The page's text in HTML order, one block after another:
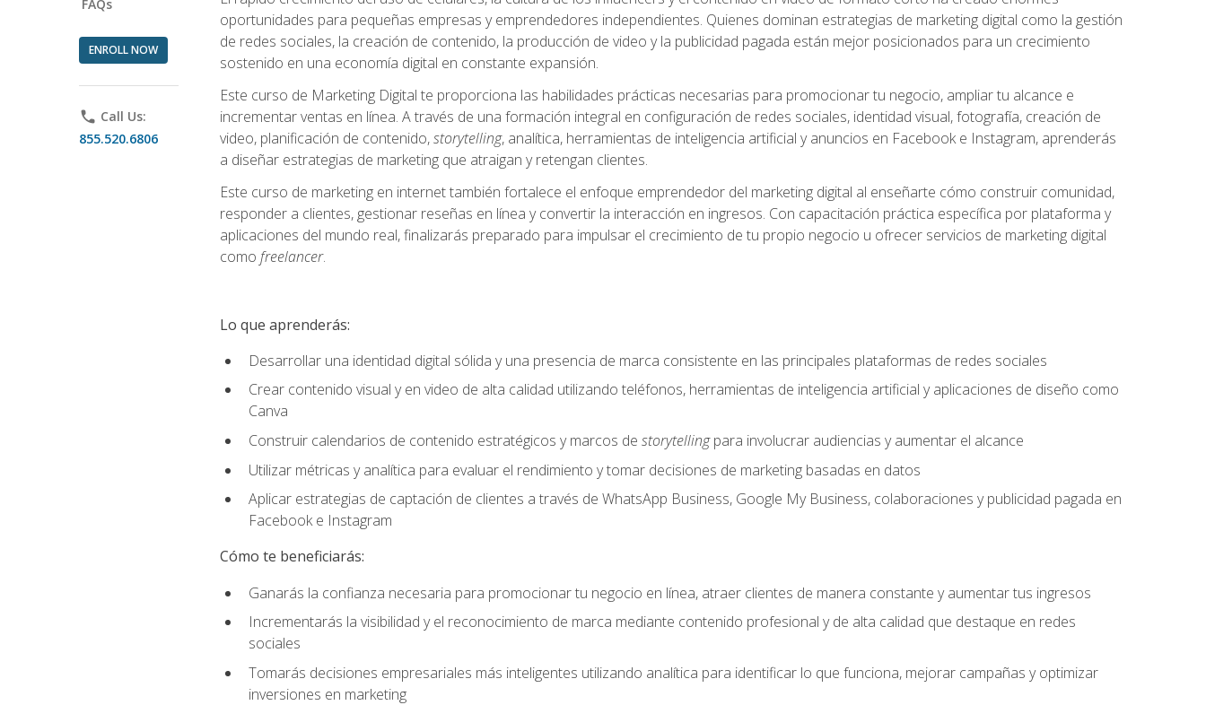
FAQs
ENROLL NOW
phone Call Us:
855.520.6806
oportunidades para pequeñas empresas y emprendedores independientes. Quienes dominan estrategias de marketing digital como la gestión
de redes sociales, la creación de contenido, la producción de video y la publicidad pagada están mejor posicionados para un crecimiento
sostenido en una economía digital en constante expansión.
Este curso de Marketing Digital te proporciona las habilidades prácticas necesarias para promocionar tu negocio, ampliar tu alcance e
incrementar ventas en línea. A través de una formación integral en configuración de redes sociales, identidad visual, fotografía, creación de
video, planificación de contenido,storytelling, analítica, herramientas de inteligencia artificial y anuncios en Facebook e Instagram, aprenderás
a diseñar estrategias de marketing que atraigan y retengan clientes.
Este curso de marketing en internet también fortalece el enfoque emprendedor del marketing digital al enseñarte cómo construir comunidad,
responder a clientes, gestionar reseñas en línea y convertir la interacción en ingresos. Con capacitación práctica específica por plataforma y
aplicaciones del mundo real, finalizarás preparado para impulsar el crecimiento de tu propio negocio u ofrecer servicios de marketing digital
como freelancer.
Lo que aprenderás:
Desarrollar una identidad digital sólida y una presencia de marca consistente en las principales plataformas de redes sociales
Crear contenido visual y en video de alta calidad utilizando teléfonos, herramientas de inteligencia artificial y aplicaciones de diseño como
Canva
Construir calendarios de contenido estratégicos y marcos de storytellingpara involucrar audiencias y aumentar el alcance
Utilizar métricas y analítica para evaluar el rendimiento y tomar decisiones de marketing basadas en datos
Aplicar estrategias de captación de clientes a través de WhatsApp Business, Google My Business, colaboraciones y publicidad pagada en
Facebook e Instagram
Cómo te beneficiarás:
Ganarás la confianza necesaria para promocionar tu negocio en línea, atraer clientes de manera constante y aumentar tus ingresos
Incrementarás la visibilidad y el reconocimiento de marca mediante contenido profesional y de alta calidad que destaque en redes
sociales
Tomarás decisiones empresariales más inteligentes utilizando analítica para identificar lo que funciona, mejorar campañas y optimizar
inversiones en marketing